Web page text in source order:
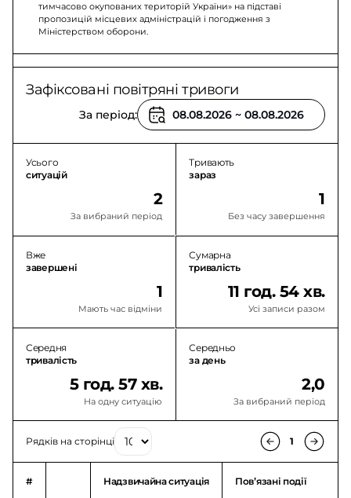
тимчасово окупованих територій України» на підставі
пропозицій місцевих адміністрацій і погодження з
Міністерством оборони.
Зафіксовані повітряні тривоги
За період:
Усього
ситуацій
2
За вибраний період
Тривають
зараз
1
Без часу завершення
Вже
завершені
1
Мають час відміни
Сумарна
тривалість
11 год. 54 хв.
Усі записи разом
Середня
тривалість
5 год. 57 хв.
На одну ситуацію
Середньо
за день
2,0
За вибраний період
Рядків на сторінці 1
# Надзвичайна ситуація Повʼязані події